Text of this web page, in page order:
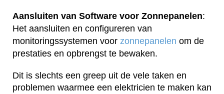
Aansluiten van Software voor Zonnepanelen:
Het aansluiten en configureren van
monitoringssystemen voor zonnepanelen om de
prestaties en opbrengst te bewaken.
Dit is slechts een greep uit de vele taken en
problemen waarmee een elektricien te maken kan